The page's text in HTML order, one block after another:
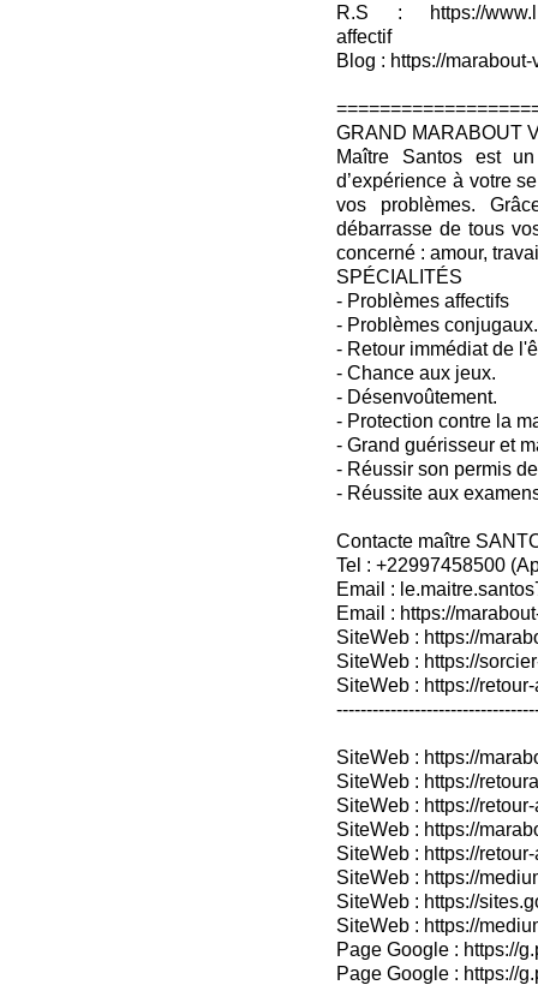
R.S : https://
affectif
Blog : https://
GRAND MARABOUT
Maître Santos est
d’expérience à votre
vos problèmes.
débarrasse de tous
concerné : amour,
SPÉCIALITÉS
- Problèmes affectifs
- Problèmes conjugaux.
- Retour immédiat de
- Chance aux jeux.
- Désenvoûtement.
- Protection contre la
- Grand guérisseur et
- Réussir son permis
- Réussite aux
Contacte maître
Tel : +22997458500
Email :
Email : https://
SiteWeb : https://
SiteWeb : https://
SiteWeb : https://
SiteWeb : https://
SiteWeb : https://
SiteWeb : https://
SiteWeb : https://
SiteWeb : https://
SiteWeb : https://
SiteWeb : https://
SiteWeb : https://
Page Google : https://
Page Google : https://